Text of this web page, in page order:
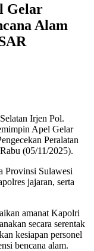
Gelar
Alam
Irjen Pol.
Apel Gelar
Peralatan
(05/11/2025).
Provinsi Sulawesi
jajaran, serta
amanat Kapolri
secara serentak
kesiapan personel
bencana alam.